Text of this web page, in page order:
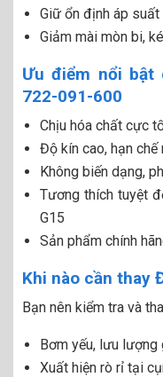
Giữ ổn định áp
Giảm mài mòn bi,
Ưu điểm nổi bật
722-091-600
Chịu hóa chất cực
Độ kín cao, hạn
Không biến dạng,
Tương thích tuyệt
G15
Sản phẩm chính
Khi nào cần thay
Bạn nên kiểm tra và
Bơm yếu, lưu lượng
Xuất hiện rò rỉ tại